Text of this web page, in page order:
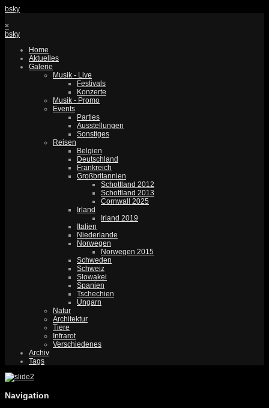
bsky
×
bsky
Home
Aktuelles
Galerie
Musik - Live
Festivals
Konzerte
Musik - Promo
Events
Parties
Ausstellungen
Sonstiges
Reisen
Belgien
Deutschland
Frankreich
Großbritannien
Schottland 2012
Schottland 2013
Cornwall 2025
Irland
Irland 2019
Italien
Niederlande
Norwegen
Norwegen 2015
Schweden
Schweiz
Slowakei
Spanien
Tschechien
Ungarn
Natur
Architektur
Tiere
Infrarot
Verschiedenes
Archiv
Tags
Navigation